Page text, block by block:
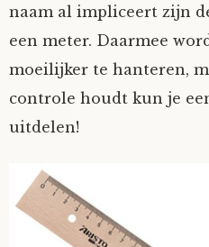
Spelican
Stefan
Switch
Tim-
naam al impliceert zijn
een meter. Daarmee
moeilijker te hanteren,
controle houdt kun je
uitdelen!